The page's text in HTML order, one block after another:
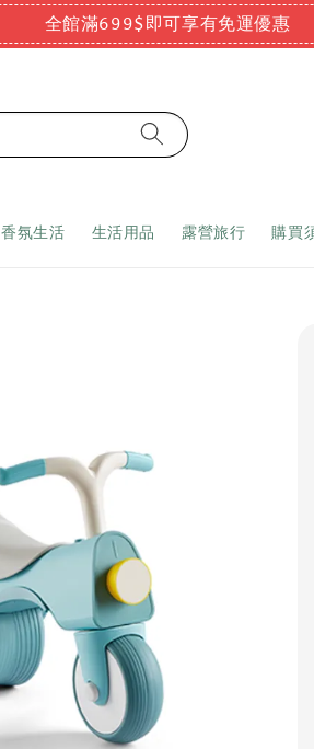
全館滿699$即可享有免運優惠
香氛生活 生活用品 露營旅行 購買